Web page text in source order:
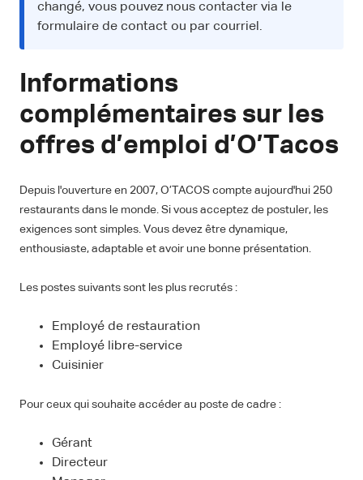
changé, vous pouvez nous contacter via le
formulaire de contact ou par courriel.
Informations
complémentaires sur les
offres d’emploi d’O’Tacos
Depuis l'ouverture en 2007, O’TACOS compte aujourd'hui 250
restaurants dans le monde. Si vous acceptez de postuler, les
exigences sont simples. Vous devez être dynamique,
enthousiaste, adaptable et avoir une bonne présentation.
Les postes suivants sont les plus recrutés :
Employé de restauration
Employé libre-service
Cuisinier
Pour ceux qui souhaite accéder au poste de cadre :
Gérant
Directeur